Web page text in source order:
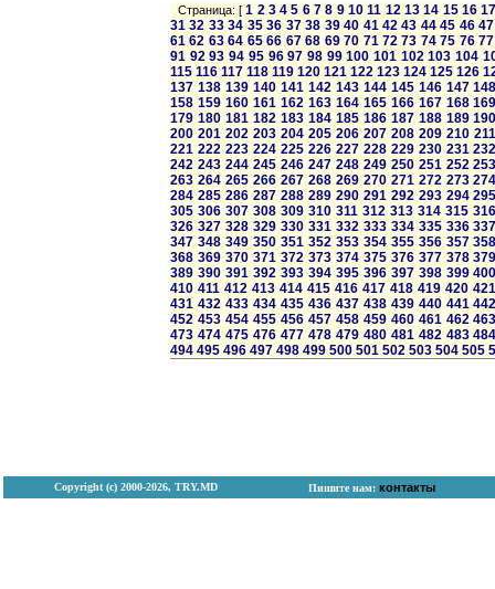
Страница: [1 2 3 4 5 6 7 8 9 10 11 12 13 14 15 16
31 32 33 34 35 36 37 38 39 40 41 42 43 44 45 46 47
61 62 63 64 65 66 67 68 69 70 71 72 73 74 75 76 77
91 92 93 94 95 96 97 98 99 100 101 102 103 104
115 116 117 118 119 120 121 122 123 124 125 126
137 138 139 140 141 142 143 144 145 146 147
158 159 160 161 162 163 164 165 166 167 168
179 180 181 182 183 184 185 186 187 188 189
200 201 202 203 204 205 206 207 208 209 210 211
221 222 223 224 225 226 227 228 229 230 231
242 243 244 245 246 247 248 249 250 251 252
263 264 265 266 267 268 269 270 271 272 273
284 285 286 287 288 289 290 291 292 293 294
305 306 307 308 309 310 311 312 313 314 315 316
326 327 328 329 330 331 332 333 334 335 336
347 348 349 350 351 352 353 354 355 356 357
368 369 370 371 372 373 374 375 376 377 378
389 390 391 392 393 394 395 396 397 398 399
410 411 412 413 414 415 416 417 418 419 420 421
431 432 433 434 435 436 437 438 439 440 441
452 453 454 455 456 457 458 459 460 461 462
473 474 475 476 477 478 479 480 481 482 483
494 495 496 497 498 499 500 501 502 503 504 505
Copyright (с) 2000-2026, TRY.MD Пишите нам: контакты